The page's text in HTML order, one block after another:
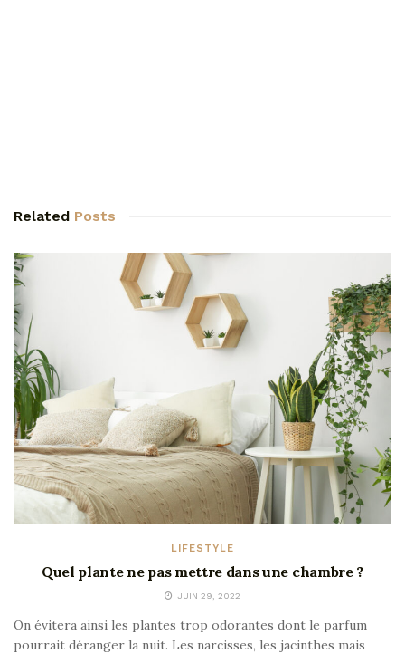
Related Posts
LIFESTYLE
Quel plante ne pas mettre dans une chambre ?
JUIN 29, 2022
On évitera ainsi les plantes trop odorantes dont le parfum
pourrait déranger la nuit. Les narcisses, les jacinthes mais